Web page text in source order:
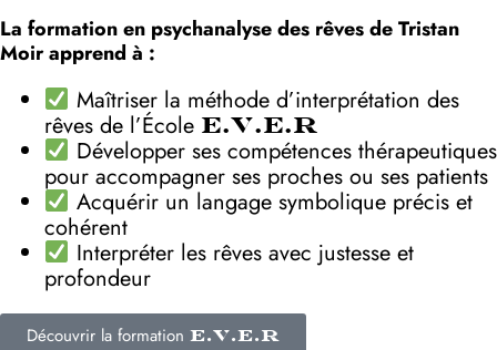
La formation en psychanalyse des rêves de Tristan
Moir apprend à :
Maîtriser la méthode d’interprétation des
rêves de l’École E.V.E.R
Développer ses compétences thérapeutiques
pour accompagner ses proches ou ses patients
Acquérir un langage symbolique précis et
cohérent
Interpréter les rêves avec justesse et
profondeur
Découvrir la formation E.V.E.R